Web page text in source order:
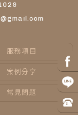
服務項目
案例分享
常見問題